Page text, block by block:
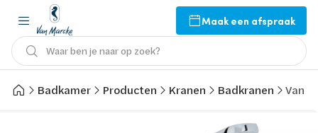
Maak een afspraak
Waar ben je naar op zoek?
Badkamer Producten Kranen Badkranen Van